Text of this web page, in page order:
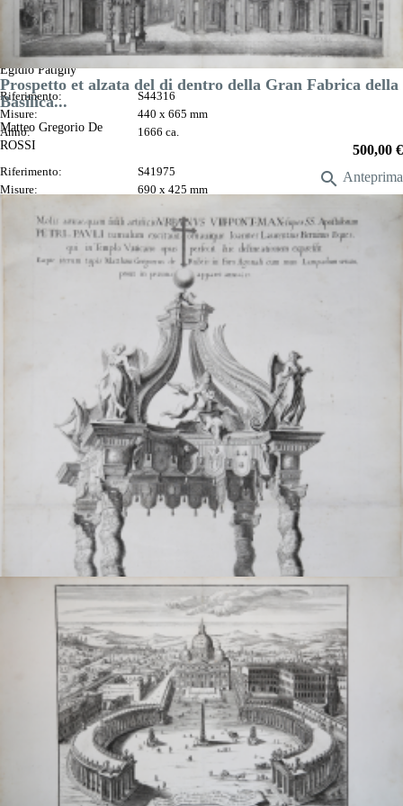
Cathedram S. Petri in interiore Templi Vaticani fronte...
Egidio Patigny
Riferimento:
S44316
Misure:
440 x 665 mm
Anno:
1666 ca.
Prezzo
500,00 €
 Anteprima
DESCRIZIONE
Prospetto et alzata del di dentro della Gran Fabrica della
Basilica...
Matteo Gregorio De
ROSSI
Riferimento:
S41975
Misure:
690 x 425 mm
Luogo di Stampa:
Roma
Prezzo